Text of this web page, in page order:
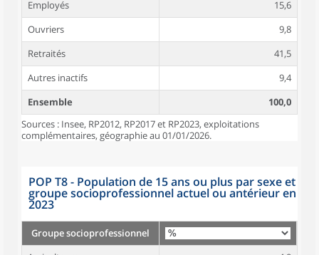
Employés
15,6
Ouvriers
9,8
Retraités
41,5
Autres inactifs
9,4
Ensemble
100,0
Sources : Insee, RP2012, RP2017 et RP2023, exploitations
complémentaires, géographie au 01/01/2026.
POP T8 - Population de 15 ans ou plus par sexe et
groupe socioprofessionnel actuel ou antérieur en
2023
Groupe socioprofessionnel